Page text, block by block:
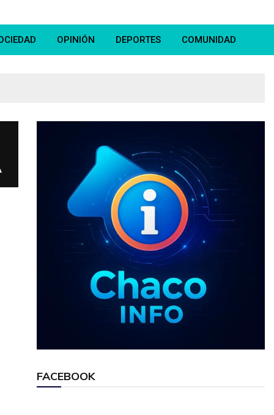
OPINIÓN DEPORTES COMUNIDAD
FACEBOOK